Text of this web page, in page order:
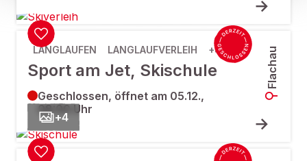
+4
LANGLAUFEN LANGLAUFVERLEIH +4
Sport am Jet, Skischule Flachau
Geschlossen, öffnet am 05.12.,
08:00 Uhr